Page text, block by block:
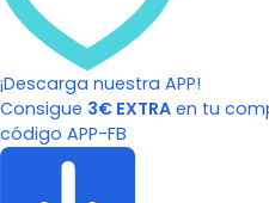
¡Descarga nuestra APP!
Consigue 3€ EXTRA en tu
código APP-FB